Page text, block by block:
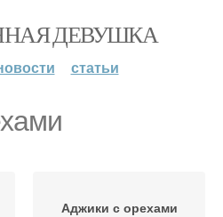
ДЕВУШКА
статьи
Аджики с орехами